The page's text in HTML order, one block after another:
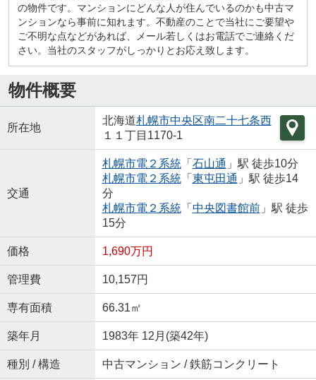
の物件です。マンションにどんな人が住んでいるのかも中古マ
ンションなら事前に知れます。不動産のことで当社にご要望や
ご不明な点などがあれば、メール若しくはお電話でご連絡くだ
さい。当社のスタッフがしっかりとお応え致します。
物件概要
所在地
北海道札幌市中央区南二十七条西
１１丁目1170-1
交通
札幌市電２系統「 石山通 」駅 徒歩10分
札幌市電２系統「 東屯田通 」駅 徒歩14
分
札幌市電２系統「 中央図書館前」駅 徒歩
15分
価格 1,690万円
管理費 10,157円
専有面積 66.31㎡
築年月 1983年 12月(築42年)
種別 / 構造 中古マンション / 鉄筋コンクリート